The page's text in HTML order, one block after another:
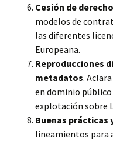
Cesión de
modelos de
las diferentes
Europeana.
Reproducciones
metadatos.
en dominio público
explotación sobre
Buenas prácticas
lineamientos para